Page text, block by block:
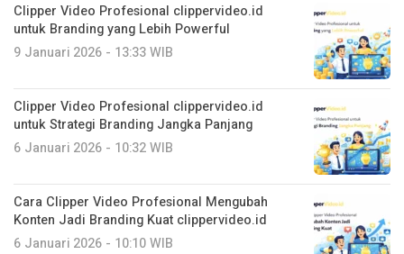
Clipper Video Profesional clippervideo.id
untuk Branding yang Lebih Powerful
9 Januari 2026 - 13:33 WIB
Clipper Video Profesional clippervideo.id
untuk Strategi Branding Jangka Panjang
6 Januari 2026 - 10:32 WIB
Cara Clipper Video Profesional Mengubah
Konten Jadi Branding Kuat clippervideo.id
6 Januari 2026 - 10:10 WIB